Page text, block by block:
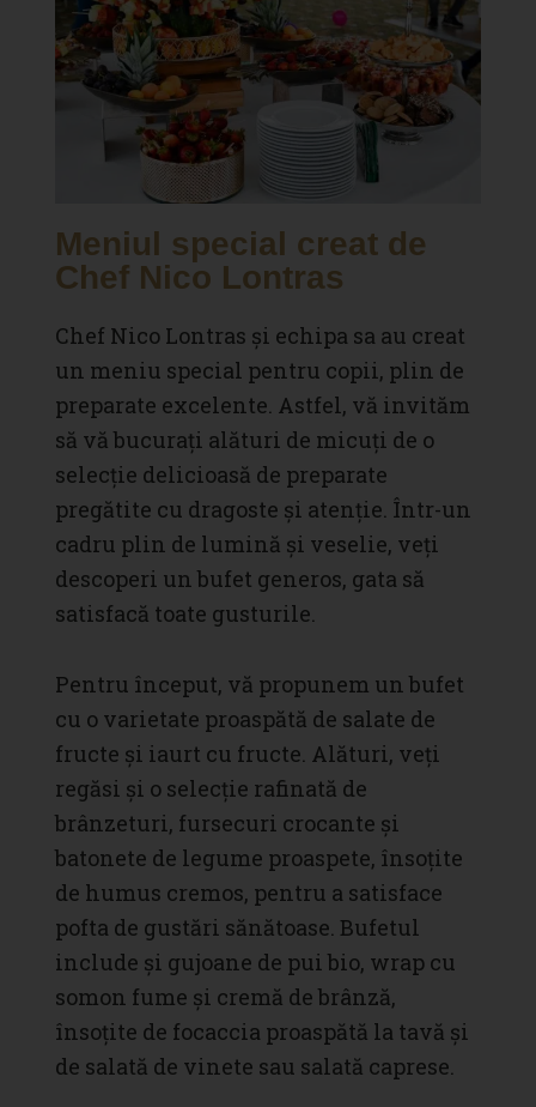
Meniul special creat de
Chef Nico Lontras
Chef Nico Lontras și echipa sa au creat
un meniu special pentru copii, plin de
preparate excelente. Astfel, vă invităm
să vă bucurați alături de micuți de o
selecție delicioasă de preparate
pregătite cu dragoste și atenție. Într-un
cadru plin de lumină și veselie, veți
descoperi un bufet generos, gata să
satisfacă toate gusturile.
Pentru început, vă propunem un bufet
cu o varietate proaspătă de salate de
fructe și iaurt cu fructe. Alături, veți
regăsi și o selecție rafinată de
brânzeturi, fursecuri crocante și
batonete de legume proaspete, însoțite
de humus cremos, pentru a satisface
pofta de gustări sănătoase. Bufetul
include și gujoane de pui bio, wrap cu
somon fume și cremă de brânză,
însoțite de focaccia proaspătă la tavă și
de salată de vinete sau salată caprese.